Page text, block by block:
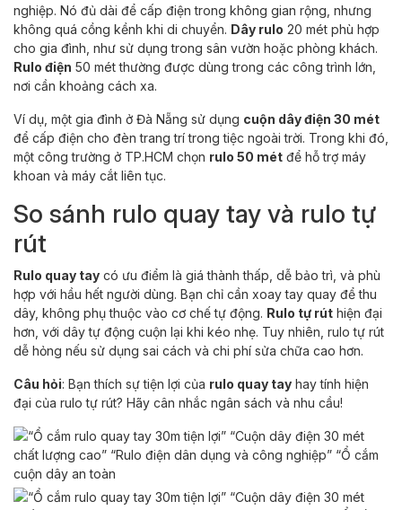
nghiệp. Nó đủ dài để cấp điện trong không gian rộng, nhưng
không quá cồng kềnh khi di chuyển. Dây rulo 20 mét phù hợp
cho gia đình, như sử dụng trong sân vườn hoặc phòng khách.
Rulo điện 50 mét thường được dùng trong các công trình lớn,
nơi cần khoảng cách xa.
Ví dụ, một gia đình ở Đà Nẵng sử dụng cuộn dây điện 30 mét
để cấp điện cho đèn trang trí trong tiệc ngoài trời. Trong khi đó,
một công trường ở TP.HCM chọn rulo 50 mét để hỗ trợ máy
khoan và máy cắt liên tục.
So sánh rulo quay tay và rulo tự
rút
Rulo quay tay có ưu điểm là giá thành thấp, dễ bảo trì, và phù
hợp với hầu hết người dùng. Bạn chỉ cần xoay tay quay để thu
dây, không phụ thuộc vào cơ chế tự động. Rulo tự rút hiện đại
hơn, với dây tự động cuộn lại khi kéo nhẹ. Tuy nhiên, rulo tự rút
dễ hỏng nếu sử dụng sai cách và chi phí sửa chữa cao hơn.
Câu hỏi: Bạn thích sự tiện lợi của rulo quay tay hay tính hiện
đại của rulo tự rút? Hãy cân nhắc ngân sách và nhu cầu!